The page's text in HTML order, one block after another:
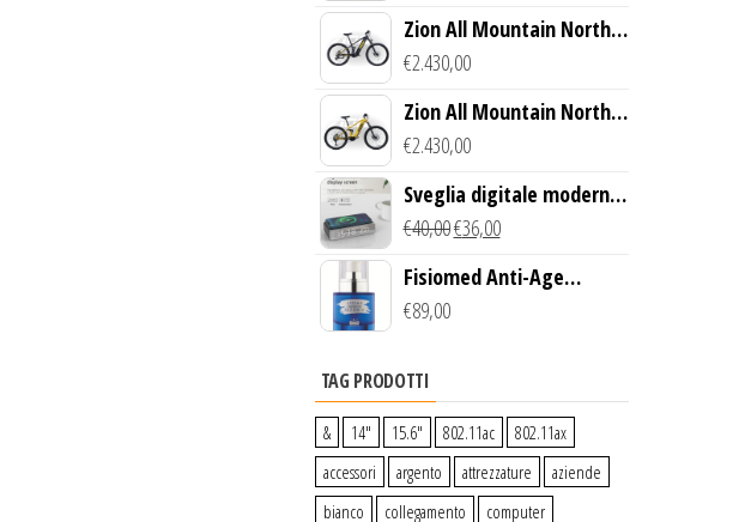
Zion All Mountain North
Creek Bike (Nero)
€2.430,00
Zion All Mountain North
Creek Bike (Giallo)
€2.430,00
Sveglia digitale moderna
con Caricabatterie
€40,00€36,00
Fisiomed Anti-Age
Defense Face Serum
€89,00
TAG PRODOTTI
& 14″ 15.6″ 802.11ac
802.11ax
accessori
argento attrezzature
aziende
bianco
collegamento computer